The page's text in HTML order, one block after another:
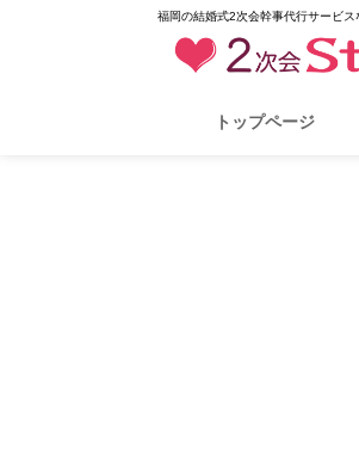
福岡の結婚式2次会幹事代行サービ
トップページ